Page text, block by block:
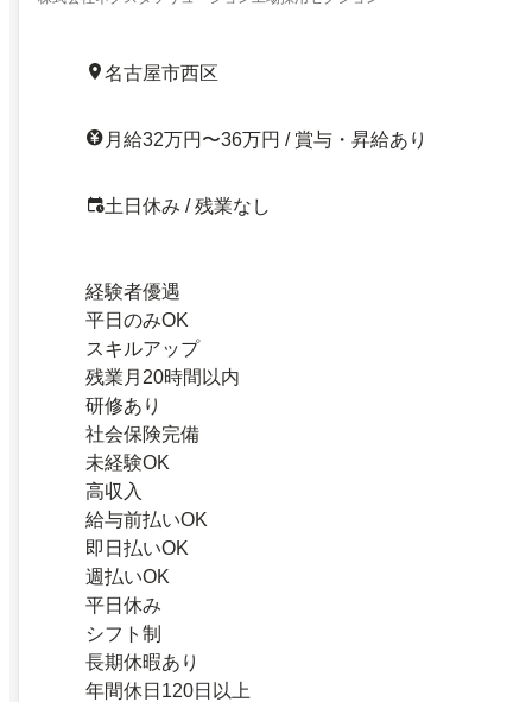
名古屋市西区
月給32万円〜36万円 / 賞与・昇給あり
土日休み / 残業なし
経験者優遇
平日のみOK
スキルアップ
残業月20時間以内
研修あり
社会保険完備
未経験OK
高収入
給与前払いOK
即日払いOK
週払いOK
平日休み
シフト制
長期休暇あり
年間休日120日以上